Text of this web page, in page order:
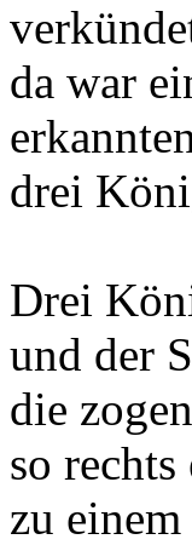
da war
drei
Drei
und der
die
so
zu